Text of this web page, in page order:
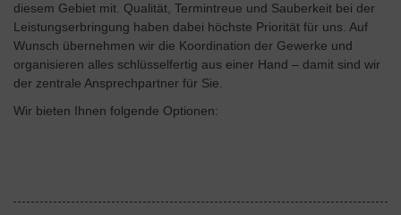
diesem Gebiet mit. Qualität, Termintreue und Sauberkeit bei der
Leistungserbringung haben dabei höchste Priorität für uns. Auf
Wunsch übernehmen wir die Koordination der Gewerke und
organisieren alles schlüsselfertig aus einer Hand – damit sind wir
der zentrale Ansprechpartner für Sie.
Wir bieten Ihnen folgende Optionen: